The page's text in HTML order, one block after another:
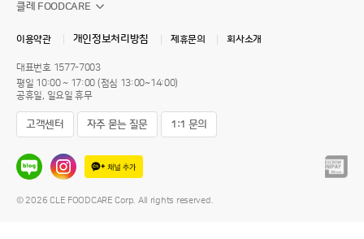
클레 FOODCARE
이용약관 개인정보처리방침 제휴문의 회사소개
대표번호 1577-7003
평일 10:00 ~ 17:00 (점심 13:00~14:00)
공휴일, 일요일 휴무
고객센터 자주 묻는 질문 1:1 문의
© 2026 CLE FOODCARE Corp. All rights reserved.